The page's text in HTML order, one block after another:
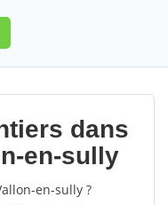
dans
en-sully
en-sully ?